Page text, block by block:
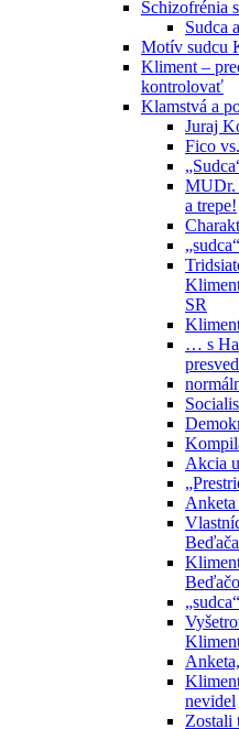
Schizofrénia
Sudca
Motív sudcu
Kliment –
kontrolovať
Klamstvá a
Juraj
Fico
MUDr.
a trepe!
SR
… s
Akcia
Beďača
nevidel
Zostali